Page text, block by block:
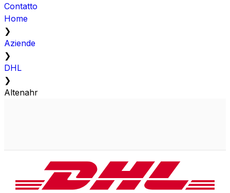
Contatto
Home
❯
Aziende
❯
DHL
❯
Altenahr